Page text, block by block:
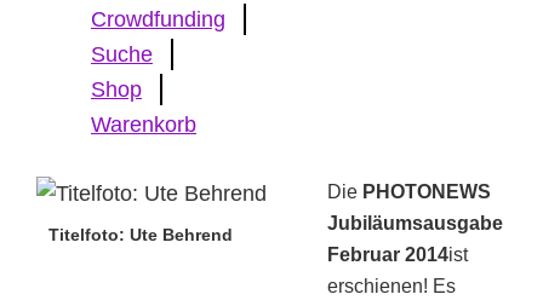
Crowdfunding
Suche
Shop
Warenkorb
Titelfoto: Ute Behrend
Die PHOTONEWS
Jubiläumsausgabe
Februar 2014ist
erschienen! Es